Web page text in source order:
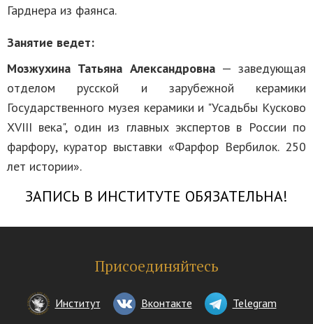
Гарднера из фаянса.
Занятие ведет:
Мозжухина Татьяна Александровна— заведующая
отделом русской и зарубежной керамики
Государственного музея керамики и "Усадьбы Кусково
XVIII века", один из главных экспертов в России по
фарфору, куратор выставки «Фарфор Вербилок. 250
лет истории».
ЗАПИСЬ В ИНСТИТУТЕ ОБЯЗАТЕЛЬНА!
Присоединяйтесь
Институт Вконтакте Telegram